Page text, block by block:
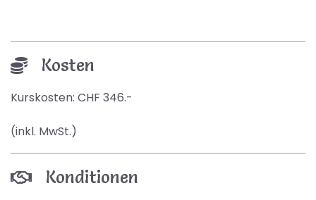
Kosten
Kurskosten: CHF 346.-
(inkl. MwSt.)
Konditionen